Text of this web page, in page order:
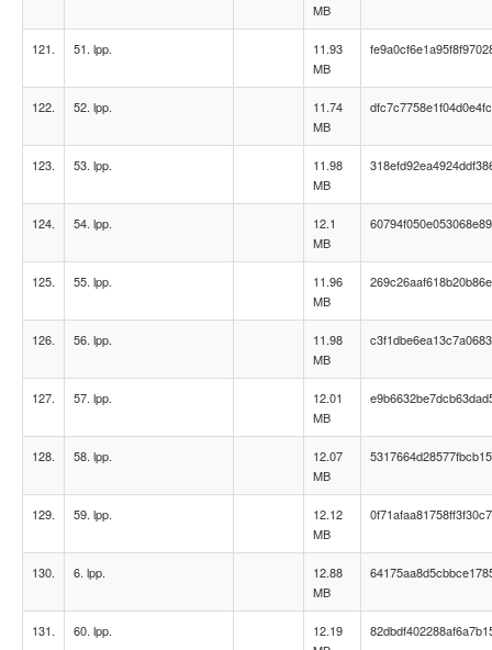
MB
121. 51. lpp.
11.93
MB
122. 52. lpp.
11.74
MB
123. 53. lpp.
11.98
MB
124. 54. lpp.
12.1
MB
125. 55. lpp.
11.96
MB
126. 56. lpp.
11.98
MB
127. 57. lpp.
12.01
MB
128. 58. lpp.
12.07
MB
129. 59. lpp.
12.12
MB
130. 6. lpp.
12.88
MB
131. 60. lpp.
12.19